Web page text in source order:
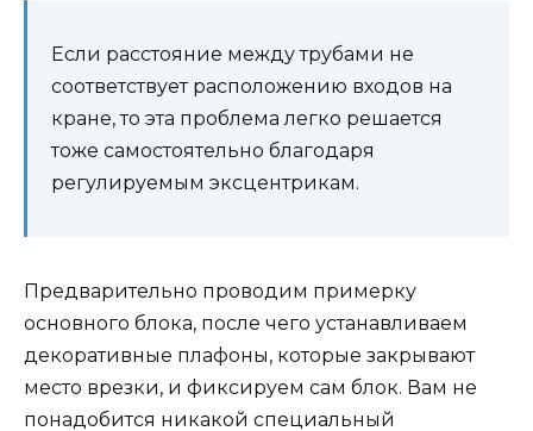
Если расстояние между трубами не
соответствует расположению входов на
кране, то эта проблема легко решается
тоже самостоятельно благодаря
регулируемым эксцентрикам.
Предварительно проводим примерку
основного блока, после чего устанавливаем
декоративные плафоны, которые закрывают
место врезки, и фиксируем сам блок. Вам не
понадобится никакой специальный